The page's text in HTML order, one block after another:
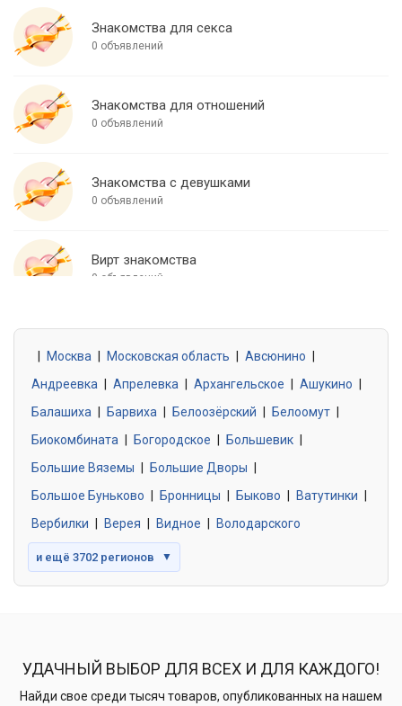
Знакомства для секса
0 объявлений
Знакомства для отношений
0 объявлений
Знакомства с девушками
0 объявлений
Вирт знакомства
0 объявлений
0 объявлений
Знакомства без обязательств
0 объявлений
Москва Московская область Авсюнино
Андреевка
Апрелевка Архангельское Ашукино
Балашиха
Барвиха Белоозёрский Белоомут
Биокомбината
Богородское Большевик
Большие Вяземы
Большие Дворы
Большое Буньково
Бронницы Быково Ватутинки
Вербилки
Верея Видное Володарского
и ещё 3702 регионов ▼
УДАЧНЫЙ ВЫБОР ДЛЯ ВСЕХ И ДЛЯ КАЖДОГО!
Найди свое среди тысяч товаров, опубликованных на нашем